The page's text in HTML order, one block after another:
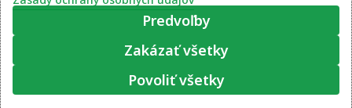
Videní spolu: 1069, dnes 2
Zásady ochrany osobných údajov
© 2022 – 2026 Zväz vojakov SR, web stránku pripravil
Predvoľby
Zakázať všetky
Povoliť všetky